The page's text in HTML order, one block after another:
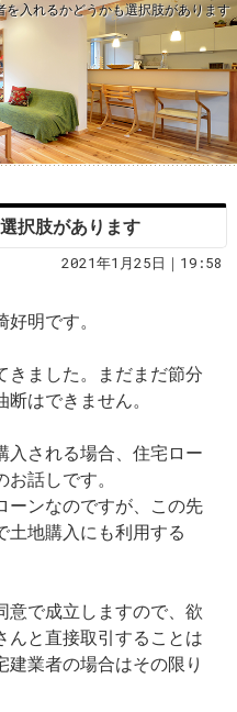
を入れるかどうかも選択肢があります
択肢があります
2021年1月25日｜19:58
明です。
きました。まだまだ節分
はできません。
入される場合、住宅ロー
話しです。
ーンなのですが、この先
土地購入にも利用する
意で成立しますので、欲
んと直接取引することは
建業者の場合はその限り